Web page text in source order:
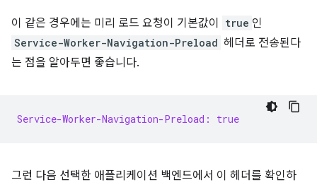
이 같은 경우에는 미리 로드 요청이 기본값이 true 인
Service-Worker-Navigation-Preload 헤더로 전송된다
는 점을 알아두면 좋습니다.
Service-Worker-Navigation-Preload: true
그런 다음 선택한 애플리케이션 백엔드에서 이 헤더를 확인하